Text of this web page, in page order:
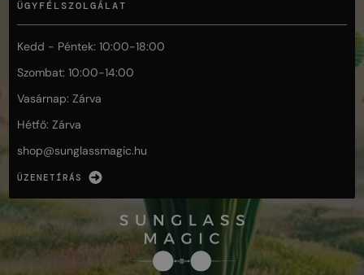
ÜGYFÉLSZOLGÁLAT
Kedd - Péntek: 10:00-18:00
Szombat: 10:00-14:00
Vasárnap: Zárva
Hétfő: Zárva
shop@sunglassmagic.hu
ÜZENETÍRÁS